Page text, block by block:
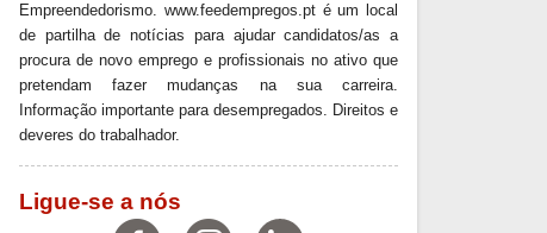
Empreendedorismo. www.feedempregos.pt é um local
de partilha de notícias para ajudar candidatos/as a
procura de novo emprego e profissionais no ativo que
pretendam fazer mudanças na sua carreira.
Informação importante para desempregados. Direitos e
deveres do trabalhador.
Ligue-se a nós